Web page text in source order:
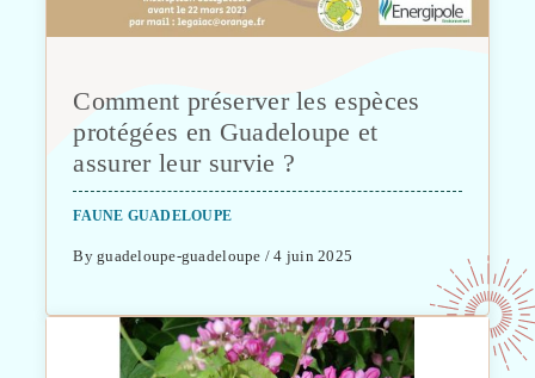
Comment préserver les espèces
protégées en Guadeloupe et
assurer leur survie ?
FAUNE GUADELOUPE
By guadeloupe-guadeloupe / 4 juin 2025